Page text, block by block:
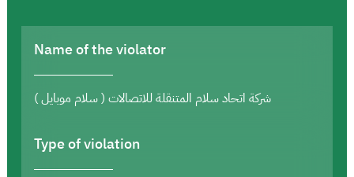
Name of the violator
شركة اتحاد سلام المتنقلة للاتصالات ( سلام موبايل )
Type of violation